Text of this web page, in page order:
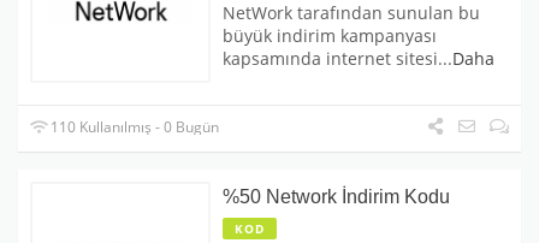
NetWork tarafından sunulan bu
büyük indirim kampanyası
kapsamında internet sitesi...Daha
110 Kullanılmış - 0 Bugün
%50 Network İndirim Kodu
KOD